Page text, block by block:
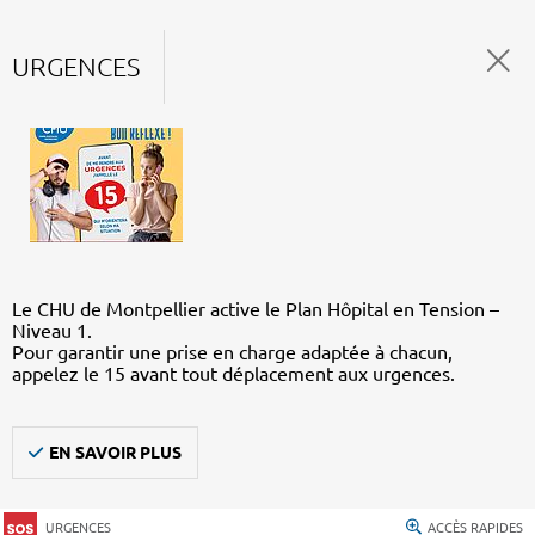
URGENCES
Le CHU de Montpellier active le Plan Hôpital en Tension –
Niveau 1.
Pour garantir une prise en charge adaptée à chacun,
appelez le 15 avant tout déplacement aux urgences.
EN SAVOIR PLUS
URGENCES ACCÈS RAPIDES